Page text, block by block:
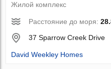
Жилой комплекс
Расстояние до моря:
37 Sparrow Creek Drive
David Weekley Homes